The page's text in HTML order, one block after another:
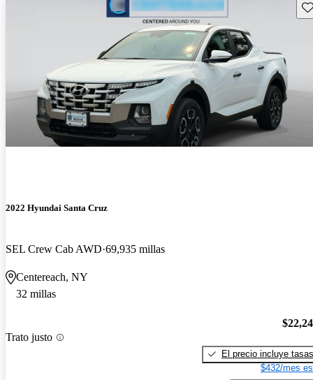
2022 Hyundai Santa Cruz
SEL Crew Cab AWD 69,935 millas
Centereach, NY
32 millas
Trato justo
El precio incluye tasas
$432/mes